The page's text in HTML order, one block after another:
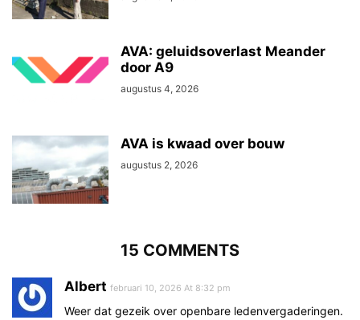
AVA: geluidsoverlast Meander
door A9
augustus 4, 2026
AVA is kwaad over bouw
augustus 2, 2026
15 COMMENTS
Albert februari 10, 2026 At 8:32 pm
Weer dat gezeik over openbare ledenvergaderingen.